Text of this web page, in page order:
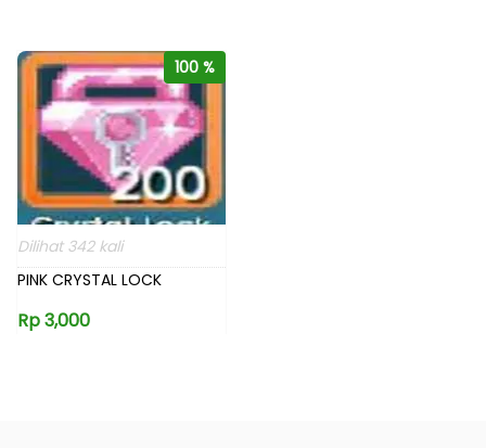
100 %
Dilihat 342 kali
PINK CRYSTAL LOCK
Rp 3,000